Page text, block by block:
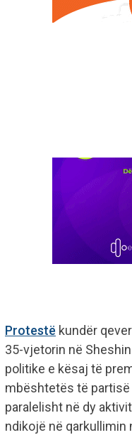
Protestë kundër
35-vjetorin në
politike e kësaj të
mbështetës të
paralelisht në dy
ndikojë në qarkullimin